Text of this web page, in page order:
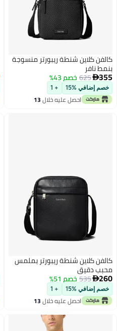
كالفن كلاين شنطة ريبورتر منسوجة
بنمط نافر
355
625خصم 43%
خصم إضافي %15 + 1
احصل عليه خلال13
اغسطس
كالفن كلاين شنطة ريبورتر بملمس
محبب دقيق
260
535خصم 51%
خصم إضافي %15 + 1
احصل عليه خلال13
اغسطس